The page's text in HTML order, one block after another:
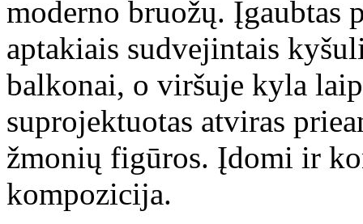
moderno bruožų. Įgaubtas
aptakiais sudvejintais
balkonai, o viršuje kyla
suprojektuotas atviras
žmonių figūros. Įdomi ir
kompozicija.